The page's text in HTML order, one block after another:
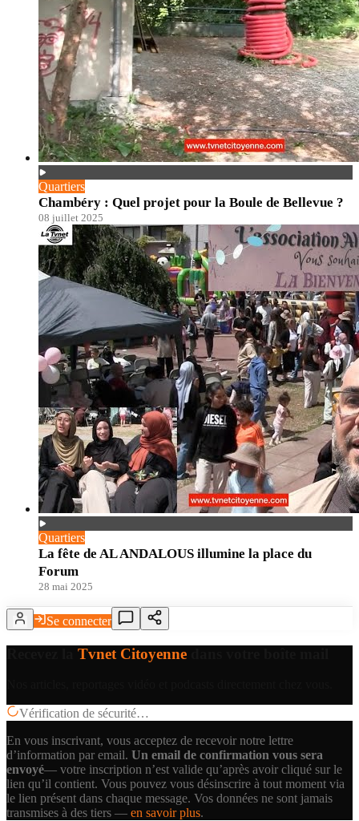
Quartiers
Chambéry : Quel projet pour la Boule de Bellevue ?
08 juillet 2025
Quartiers
La fête de AL ANDALOUS illumine la place du
Forum
28 mai 2025
Se connecter
Tvnet Citoyenne
Vérification de sécurité…
En vous inscrivant, vous acceptez de recevoir notre lettre
d’information par email. Un email de confirmation vous sera
envoyé— votre inscription n’est valide qu’après avoir cliqué sur le
lien qu’il contient. Vous pouvez vous désinscrire à tout moment via
le lien présent dans chaque message. Vos données ne sont jamais
transmises à des tiers — en savoir plus.